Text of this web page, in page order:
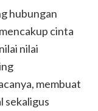
hubungan
cinta
nilai
membuat
sekaligus